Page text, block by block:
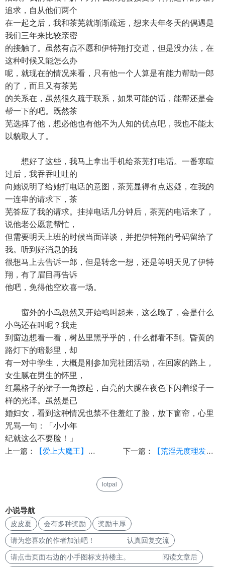
追求，自从他们两个
在一起之后，我和茶芜就渐渐疏远，想来去年冬天的偶遇是
我们三年来比较亲密
的接触了。虽然有点不愿和伊特翔打交道，但是没办法，在
这种时候又能怎么办
呢，就现在的情况来看，只有他一个人算是有能力帮助一郎
的了，而且又有茶芜
的关系在，虽然很久疏于联系，如果可能的话，能帮还是会
帮一下的吧。既然茶
芜选择了他，想必他也有他不为人知的优点吧，我也不能太
以貌取人了。
想好了这些，我马上拿出手机给茶芜打电话。一番寒暄
过后，我吞吞吐吐的
向她说明了给她打电话的意图，茶芜显得有点迟疑，在我的
一连串的请求下，茶
芜答应了我的请求。挂掉电话几分钟后，茶芜的电话来了，
说他老公愿意帮忙，
但需要明天上班的时候当面详谈，并把伊特翔的号码留给了
我。听到好消息的我
很想马上去告诉一郎，但是转念一想，还是等明天见了伊特
翔，有了眉目再告诉
他吧，免得他空欢喜一场。
窗外的小鸟忽然又开始鸣叫起来，这么晚了，会是什么
小鸟还在叫呢？我走
到窗边想看一看，树丛里黑乎乎的，什么都看不到。昏黄的
路灯下的暗影里，却
有一对中学生，大概是刚参加完社团活动，在回家的路上，
女生腻在男生的怀里，
红黑格子的裙子一角撩起，白亮的大腿在夜色下闪着缎子一
样的光泽。虽然是已
婚妇女，看到这种情况也禁不住羞红了脸，放下窗帘，心里
咒骂一句：「小小年
纪就这么不要脸！」
上一篇：
【爱上大魔王】【作者：欧静】 下一篇： 【荒淫无度理发店】（04）【作者：zhangquan1z1z1】
lotpal
小说导航
皮皮夏 会有多种奖励 奖励丰厚
请为您喜欢的作者加油吧！ 认真回复交流
请点击页面右边的小手图标支持楼主。 阅读文章后